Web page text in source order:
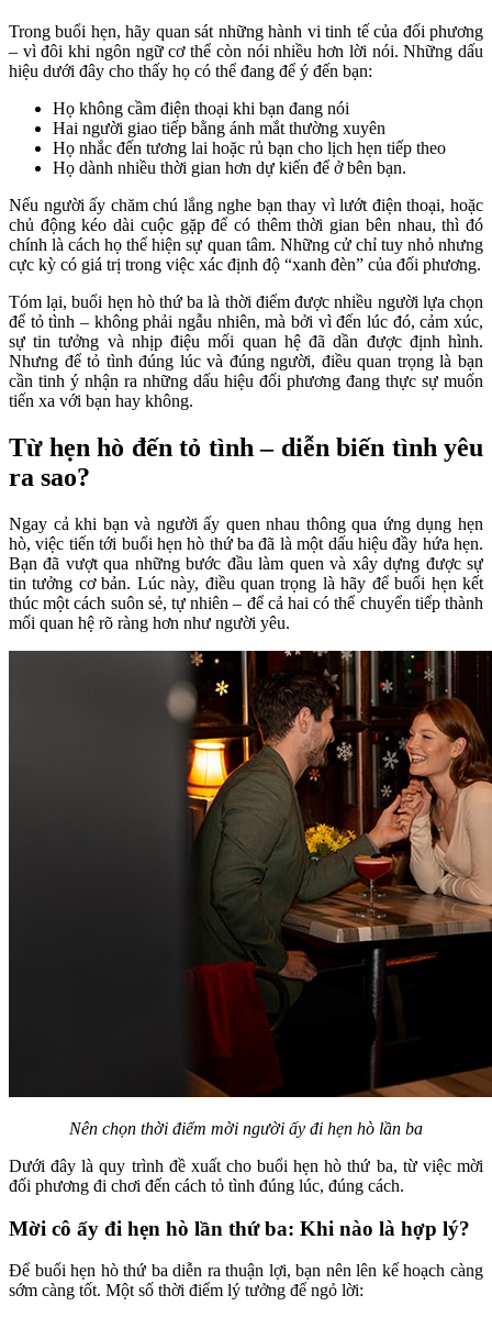
Trong buổi hẹn, hãy quan sát những hành vi tinh tế của đối phương
– vì đôi khi ngôn ngữ cơ thể còn nói nhiều hơn lời nói. Những dấu
hiệu dưới đây cho thấy họ có thể đang để ý đến bạn:
Họ không cầm điện thoại khi bạn đang nói
Hai người giao tiếp bằng ánh mắt thường xuyên
Họ nhắc đến tương lai hoặc rủ bạn cho lịch hẹn tiếp theo
Họ dành nhiều thời gian hơn dự kiến để ở bên bạn.
Nếu người ấy chăm chú lắng nghe bạn thay vì lướt điện thoại, hoặc
chủ động kéo dài cuộc gặp để có thêm thời gian bên nhau, thì đó
chính là cách họ thể hiện sự quan tâm. Những cử chỉ tuy nhỏ nhưng
cực kỳ có giá trị trong việc xác định độ “xanh đèn” của đối phương.
Tóm lại, buổi hẹn hò thứ ba là thời điểm được nhiều người lựa chọn
để tỏ tình – không phải ngẫu nhiên, mà bởi vì đến lúc đó, cảm xúc,
sự tin tưởng và nhịp điệu mối quan hệ đã dần được định hình.
Nhưng để tỏ tình đúng lúc và đúng người, điều quan trọng là bạn
cần tinh ý nhận ra những dấu hiệu đối phương đang thực sự muốn
tiến xa với bạn hay không.
Từ hẹn hò đến tỏ tình – diễn biến tình yêu
ra sao?
Ngay cả khi bạn và người ấy quen nhau thông qua ứng dụng hẹn
hò, việc tiến tới buổi hẹn hò thứ ba đã là một dấu hiệu đầy hứa hẹn.
Bạn đã vượt qua những bước đầu làm quen và xây dựng được sự
tin tưởng cơ bản. Lúc này, điều quan trọng là hãy để buổi hẹn kết
thúc một cách suôn sẻ, tự nhiên – để cả hai có thể chuyển tiếp thành
mối quan hệ rõ ràng hơn như người yêu.
Nên chọn thời điểm mời người ấy đi hẹn hò lần ba
Dưới đây là quy trình đề xuất cho buổi hẹn hò thứ ba, từ việc mời
đối phương đi chơi đến cách tỏ tình đúng lúc, đúng cách.
Mời cô ấy đi hẹn hò lần thứ ba: Khi nào là hợp lý?
Để buổi hẹn hò thứ ba diễn ra thuận lợi, bạn nên lên kế hoạch càng
sớm càng tốt. Một số thời điểm lý tưởng để ngỏ lời: